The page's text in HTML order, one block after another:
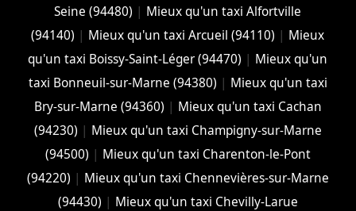
Seine (94480) | Mieux qu'un taxi Alfortville
(94140) | Mieux qu'un taxi Arcueil (94110) | Mieux
qu'un taxi Boissy-Saint-Léger (94470) | Mieux qu'un
taxi Bonneuil-sur-Marne (94380) | Mieux qu'un taxi
Bry-sur-Marne (94360) | Mieux qu'un taxi Cachan
(94230) | Mieux qu'un taxi Champigny-sur-Marne
(94500) | Mieux qu'un taxi Charenton-le-Pont
(94220) | Mieux qu'un taxi Chennevières-sur-Marne
(94430) | Mieux qu'un taxi Chevilly-Larue